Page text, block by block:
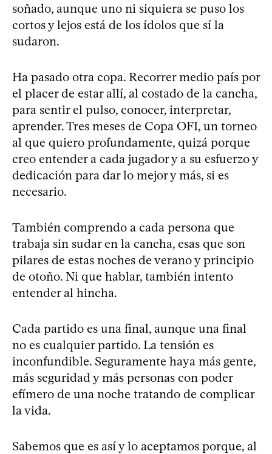
soñado, aunque uno ni siquiera se puso los
cortos y lejos está de los ídolos que sí la
sudaron.
Ha pasado otra copa. Recorrer medio país por
el placer de estar allí, al costado de la cancha,
para sentir el pulso, conocer, interpretar,
aprender. Tres meses de Copa OFI, un torneo
al que quiero profundamente, quizá porque
creo entender a cada jugador y a su esfuerzo y
dedicación para dar lo mejor y más, si es
necesario.
También comprendo a cada persona que
trabaja sin sudar en la cancha, esas que son
pilares de estas noches de verano y principio
de otoño. Ni que hablar, también intento
entender al hincha.
Cada partido es una final, aunque una final
no es cualquier partido. La tensión es
inconfundible. Seguramente haya más gente,
más seguridad y más personas con poder
efímero de una noche tratando de complicar
la vida.
Sabemos que es así y lo aceptamos porque, al